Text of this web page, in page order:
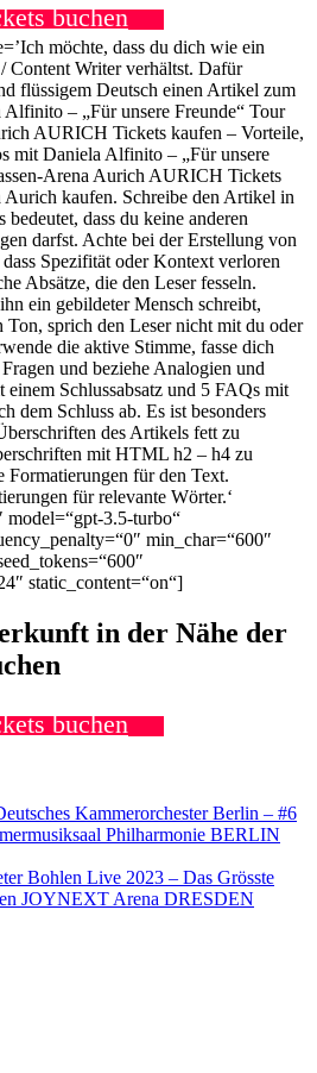
buchen
möchte, dass du dich wie ein
Content Writer verhältst. Dafür
flüssigem Deutsch einen Artikel zum
– „Für unsere Freunde“ Tour
AURICH Tickets kaufen – Vorteile,
mit Daniela Alfinito – „Für unsere
Arena Aurich AURICH Tickets
Aurich kaufen. Schreibe den Artikel in
dass du keine anderen
darfst. Achte bei der Erstellung von
Spezifität oder Kontext verloren
Absätze, die den Leser fesseln.
ein gebildeter Mensch schreibt,
sprich den Leser nicht mit du oder
die aktive Stimme, fasse dich
und beziehe Analogien und
Schlussabsatz und 5 FAQs mit
dem Schluss ab. Es ist besonders
des Artikels fett zu
mit HTML h2 – h4 zu
für den Text.
für relevante Wörter.‘
model=“gpt-3.5-turbo“
min_char=“600″
static_content=“on“]
in der Nähe der
buchen
Kammerorchester Berlin – #6
Philharmonie BERLIN
Bohlen Live 2023 – Das Grösste
JOYNEXT Arena DRESDEN